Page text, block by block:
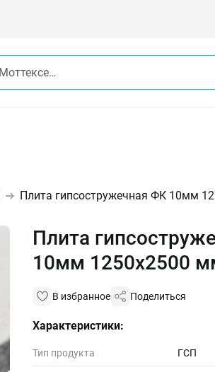
Плита гипсостружечная ФК 10мм
Плита
10мм 1250х2500
В избранное Поделиться
Характеристики:
Тип продукта ГСП